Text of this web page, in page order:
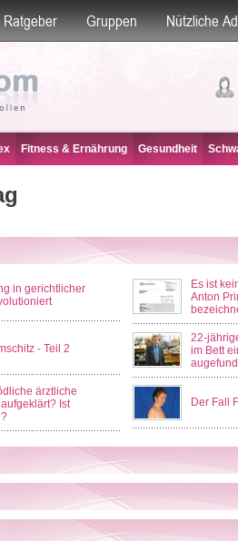
Ratgeber Gruppen Nützliche
Fitness & Ernährung Gesundheit
in gerichtlicher
Es ist
Anton
- Teil 2
22-
im Bett
ärztliche
Ist
Der Fall